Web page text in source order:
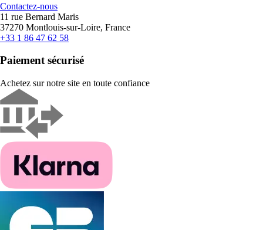
Contactez-nous
11 rue Bernard Maris
37270 Montlouis-sur-Loire, France
+33 1 86 47 62 58
Paiement sécurisé
Achetez sur notre site en toute confiance